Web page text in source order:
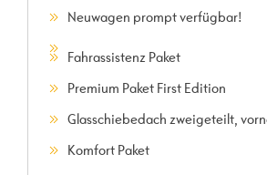
Neuwagen prompt verfügbar!
Fahrassistenz Paket
Premium Paket First Edition
Glasschiebedach zweigeteilt,
Komfort Paket